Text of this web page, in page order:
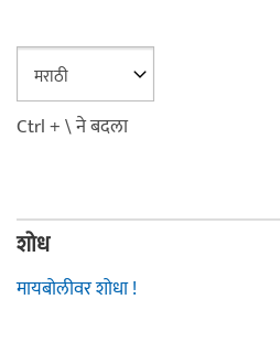
Ctrl + \ ने बदला
शोध
मायबोलीवर शोधा !